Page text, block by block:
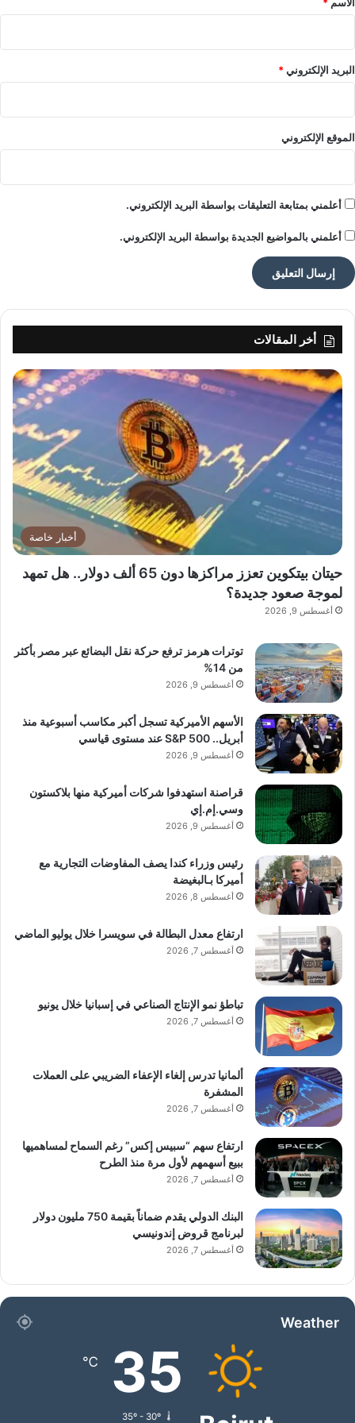
KRATOS™ والرئيس التنفيذي لشركة
Tobacco International Inc.
جديدًا.”
ودول الشمال”، قال دينو دوسان، الرئيس
التنفيذي لشركة EPD.
“هذا أكثر من مجرد إطلاق — إنه بداية لاجتياح
عالمي.”
ما الذي ينتظركم في 30 سبتمبر؟
• أكياس نيكوتين KRATOS™ — بتركيز يصل
حتى 50 ملغ، ونكهات متميزة مثل:
• Storm Mint Ice
• Cherry Cola
• Grape Ice
• Kiwi
ملغ أو 100 ملغ من الكافيين بالإضافة إلى
فيتامين C
• خالية من النيكوتين. خالية من السكر. أداء
فائق.
• متوفرة قريبًا على:
صفقة مصممة للسيطرة
البريد الإلكتروني*
الموقع الإلكتروني
أعلمني بمتابعة التعليقات بواسطة البريد الإلكتروني.
أعلمني بالمواضيع الجديدة بواسطة البريد الإلكتروني.
أخر المقالات
أخبار خاصة
حيتان بيتكوين تعزز مراكزها دون 65 ألف دولار.. هل تمهد
لموجة صعود جديدة؟
أغسطس 9, 2026
توترات هرمز ترفع حركة نقل البضائع عبر مصر بأكثر
من 14%
أغسطس 9, 2026
الأسهم الأميركية تسجل أكبر مكاسب أسبوعية منذ
أبريل.. S&P 500 عند مستوى قياسي
أغسطس 9, 2026
قراصنة استهدفوا شركات أميركية منها بلاكستون
وسي.إم.إي
أغسطس 9, 2026
رئيس وزراء كندا يصف المفاوضات التجارية مع
أميركا بـالبغيضة
أغسطس 8, 2026
ارتفاع معدل البطالة في سويسرا خلال يوليو الماضي
أغسطس 7, 2026
تباطؤ نمو الإنتاج الصناعي في إسبانيا خلال يونيو
أغسطس 7, 2026
ألمانيا تدرس إلغاء الإعفاء الضريبي على العملات
المشفرة
أغسطس 7, 2026
ارتفاع سهم “سبيس إكس” رغم السماح لمساهميها
ببيع أسهمهم لأول مرة منذ الطرح
أغسطس 7, 2026
البنك الدولي يقدم ضماناً بقيمة 750 مليون دولار
لبرنامج قروض إندونيسي
أغسطس 7, 2026
Weather
35
℃
35º - 30º